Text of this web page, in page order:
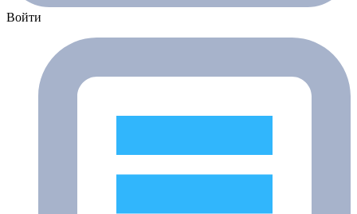
Войти